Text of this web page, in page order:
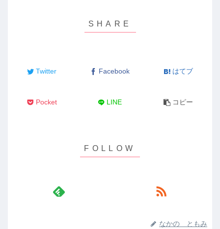
Twitter Facebook はてブ
Pocket LINE コピー
なかの ともみ